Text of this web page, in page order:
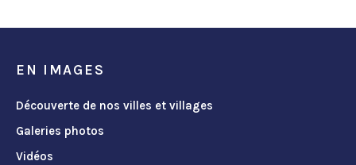
EN IMAGES
Découverte de nos villes et villages
Galeries photos
Vidéos